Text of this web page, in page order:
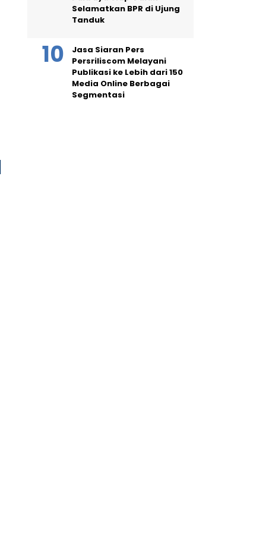
Selamatkan BPR di Ujung
Tanduk
Jasa Siaran Pers
Persriliscom Melayani
Publikasi ke Lebih dari 150
Media Online Berbagai
Segmentasi